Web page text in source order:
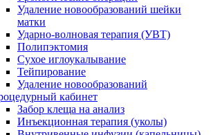
Удаление новообразований шейки
матки
Ударно-волновая терапия (УВТ)
Полипэктомия
Сухое иглоукалывание
Тейпирование
Удаление новообразований
кабинет
Забор клеща на анализ
Инъекционная терапия (уколы)